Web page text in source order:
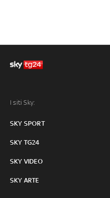
I siti Sky:
SKY SPORT
SKY TG24
SKY VIDEO
SKY ARTE